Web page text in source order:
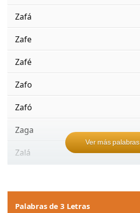
Zafá
Zafe
Zafé
Zafo
Zafó
Zaga
Zalá
Ver más palabras
Palabras de 3 Letras